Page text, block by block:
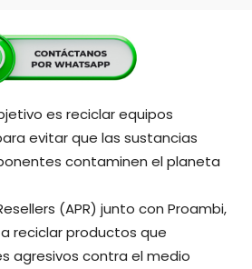
es reciclar equipos
evitar que las sustancias
contaminen el planeta
(APR) junto con Proambi,
reciclar productos que
agresivos contra el medio